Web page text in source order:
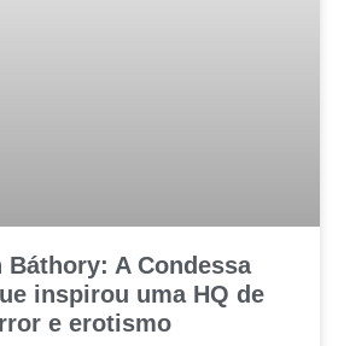
Báthory: A Condessa
inspirou uma HQ de
e erotismo